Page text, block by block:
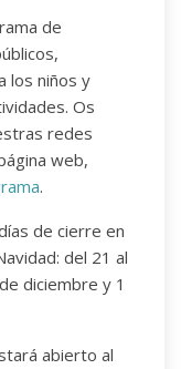
de
los niños y
Os
redes
web,
.
de cierre en
del 21 al
diciembre y 1
abierto al